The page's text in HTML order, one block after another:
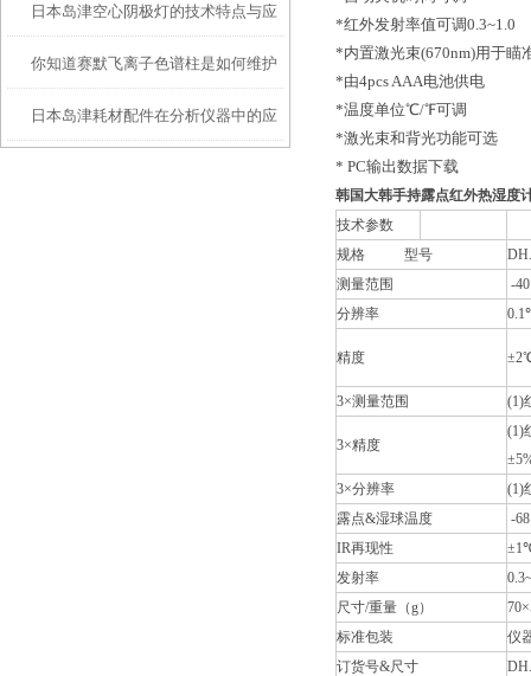
性
日本岛津空心阴极灯的技术特点与应
用
你知道赛默飞离子色谱柱是如何维护
保养的吗？
日本岛津耗材配件在分析仪器中的应
*红外发射率值可调0.3~1.0
*内置激光束(670nm)用于瞄
*由4pcs AAA电池供电
*温度单位℃/℉可调
*激光束和背光功能可选
* PC输出数据下载
韩国大韩手持露点红外热湿度
技术参数
规格 型号
测量范围
-
分辨率
精度
3×测量范围 (1)
3×精度
(1)
3×分辨率
(1)
露点&湿球温度
-
IR再现性
发射率
尺寸/重量（g）
标准包装
仪
订货号&尺寸